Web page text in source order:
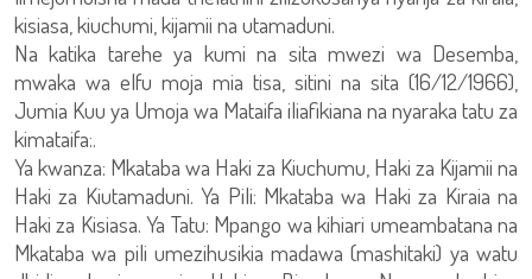
kisiasa, kiuchumi, kijamii na utamaduni.
Na katika tarehe ya kumi na sita mwezi wa Desemba,
mwaka wa elfu moja mia tisa, sitini na sita (16/12/1966),
Jumia Kuu ya Umoja wa Mataifa iliafikiana na nyaraka tatu za
kimataifa:.
Ya kwanza: Mkataba wa Haki za Kiuchumu, Haki za Kijamii na
Haki za Kiutamaduni. Ya Pili: Mkataba wa Haki za Kiraia na
Haki za Kisiasa. Ya Tatu: Mpango wa kihiari umeambatana na
Mkataba wa pili umezihusikia madawa (mashitaki) ya watu